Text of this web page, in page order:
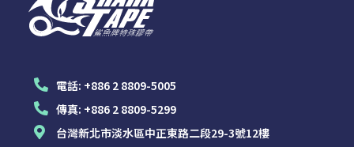
電話: +886 2 8809-5005
傳真: +886 2 8809-5299
台灣新北市淡水區中正東路二段29-3號12樓